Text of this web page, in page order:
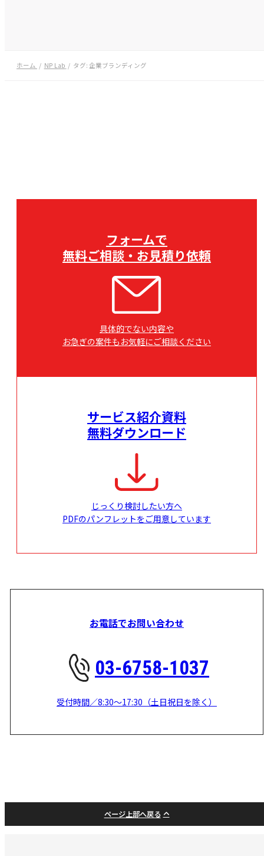
ホーム NP Lab タグ:企業ブランディング
フォームで
無料ご相談・お見積り依頼
具体的でない内容や
お急ぎの案件もお気軽にご相談ください
サービス紹介資料
無料ダウンロード
じっくり検討したい方へ
PDFのパンフレットをご用意しています
お電話でお問い合わせ
03-6758-1037
受付時間／8:30～17:30（土日祝日を除く）
ページ上部へ戻る